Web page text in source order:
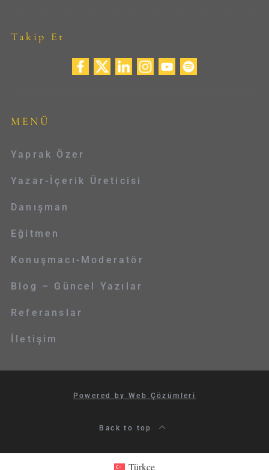
Takip Et
MENÜ
Yaprak Özer
Yazar-İçerik Üreticisi
Danışman
Eğitmen
Konuşmacı-Moderatör
Blog – Güncel Yazılar
Referanslar
İletişim
Powered by Web Çözümleri
Back to top
Türkçe